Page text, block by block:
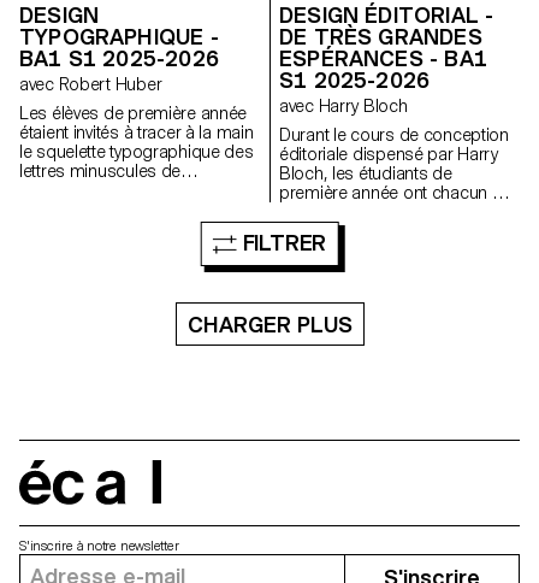
DESIGN
TYPOGRAPHIQUE -
BA1 S1 2025-2026
avec Robert Huber
Les élèves de première année
étaient invités à tracer à la main
le squelette typographique des
lettres minuscules de
caractéristiques de chaque
lettre, tout en portant une
cohérence visuelle et à la
DESIGN ÉDITORIAL -
DE TRÈS GRANDES
ESPÉRANCES - BA1
S1 2025-2026
avec Harry Bloch
Durant le cours de conception
éditoriale dispensé par Harry
Bloch, les étudiants de
première année ont chacun mis
Les Grandes Espérances de
Charles Dickens. Une édition
finale regroupant tous les
l'occasion.
FILTRER
CHARGER PLUS
S'inscrire à notre newsletter
S'inscrire